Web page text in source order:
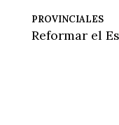
PROVINCIALES
Reformar el